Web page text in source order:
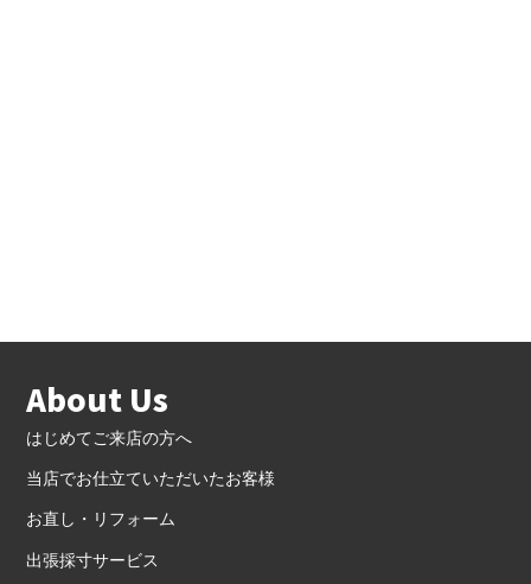
About Us
はじめてご来店の方へ
当店でお仕立ていただいたお客様
お直し・リフォーム
出張採寸サービス